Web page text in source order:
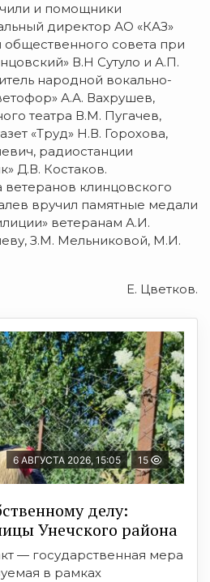
и помощники
директор АО «КАЗ»
общественного совета при
В.Н Сутуло и А.П.
народной вокально-
А.А. Вахрушев,
театра В.М. Пугачев,
«Труд» Н.В. Горохова,
радиостанции
Д.В. Костаков.
клинцовского
вручил памятные медали
ветеранам А.И.
З.М. Мельниковой, М.И.
Е. Цветков.
6 АВГУСТА 2026, 15:05 15
делу:
Унечского района
— государственная мера
в рамках